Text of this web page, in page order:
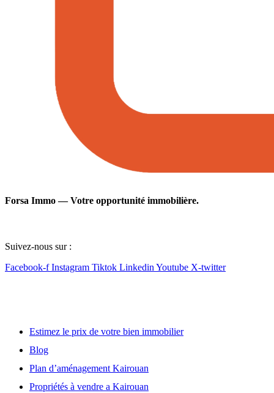
Forsa Immo — Votre opportunité immobilière.
Suivez-nous sur :
Facebook-f Instagram Tiktok Linkedin Youtube X-twitter
Estimez le prix de votre bien immobilier
Blog
Plan d’aménagement Kairouan
Propriétés à vendre a Kairouan